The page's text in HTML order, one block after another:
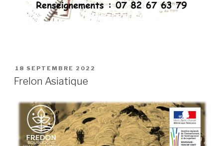
PUBLIÉ
LE
18 SEPTEMBRE 2022
Frelon Asiatique